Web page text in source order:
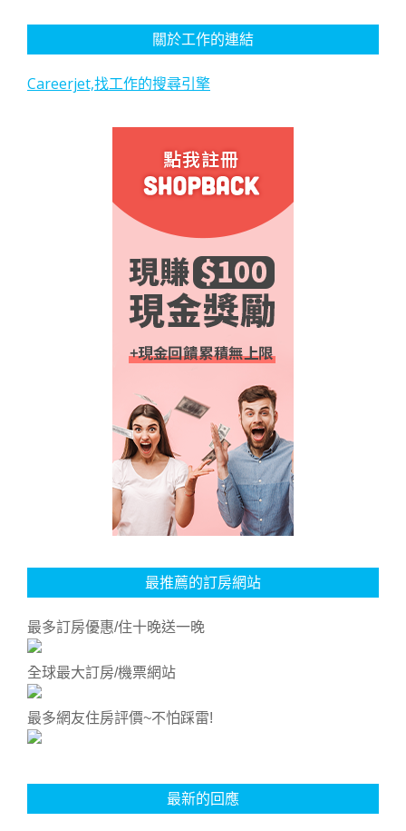
關於工作的連結
Careerjet,找工作的搜尋引擎
最推薦的訂房網站
最多訂房優惠/住十晚送一晚
全球最大訂房/機票網站
最多網友住房評價~不怕踩雷!
最新的回應